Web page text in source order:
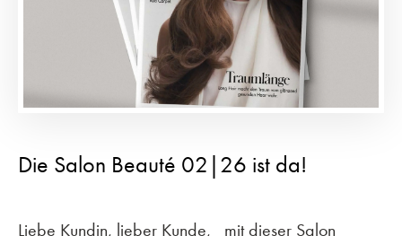
Die Salon Beauté 02|26 ist da!
Liebe Kundin, lieber Kunde, mit dieser Salon